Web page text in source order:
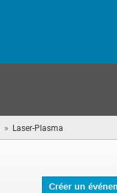
» Laser-Plasma
êtes
Créer un